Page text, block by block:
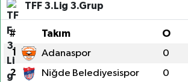
TFF 3.Lig 3.Grup
# Takım O
1 Adanaspor 0
2 Niğde Belediyesispor 0